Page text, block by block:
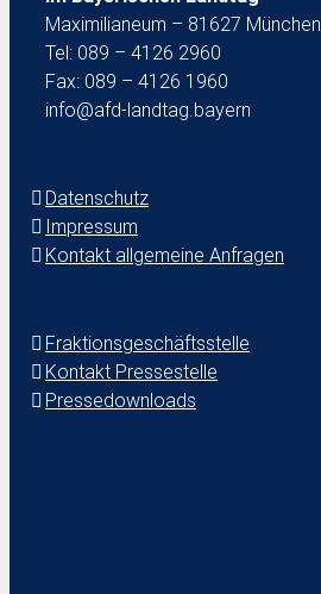
Maximilianeum – 81627 München
Tel: 089 – 4126 2960
Fax: 089 – 4126 1960
info@afd-landtag.bayern
Datenschutz
Impressum
Kontakt allgemeine Anfragen
Fraktionsgeschäftsstelle
Kontakt Pressestelle
Pressedownloads